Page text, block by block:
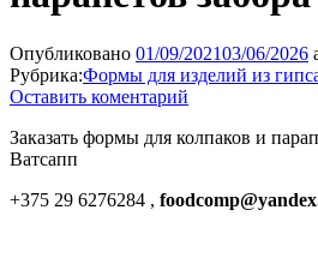
Опубликовано 01/09/202103/06/2026
Рубрика:Формы для изделий из
Оставить коментарий
Заказать формы для колпаков и
Ватсапп
+375 29 6276284 ,